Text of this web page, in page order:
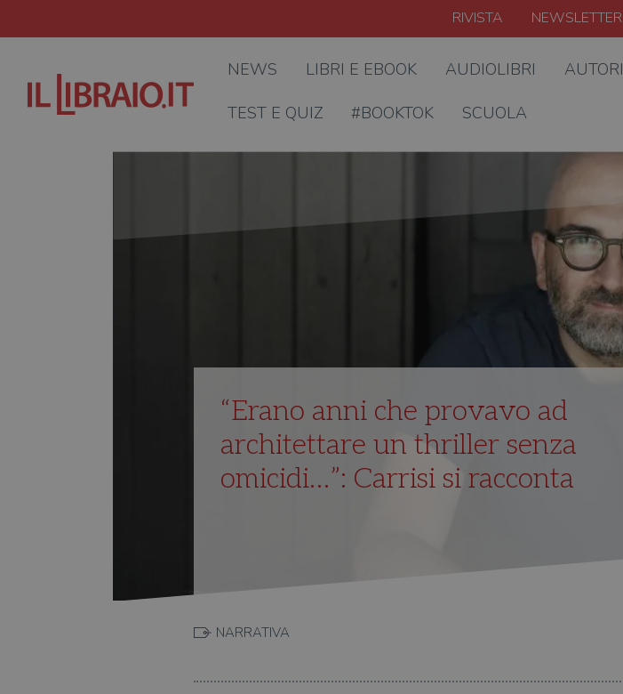
RIVISTA NEWSLETTER
NEWS LIBRI E EBOOK AUDIOLIBRI AUTORI
TEST E QUIZ #BOOKTOK SCUOLA
“Erano anni che provavo ad
architettare un thriller senza
omicidi…”: Carrisi si racconta
NARRATIVA